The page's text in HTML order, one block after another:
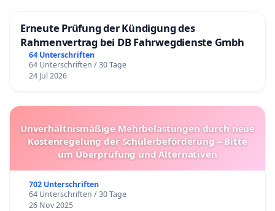
Erneute Prüfung der Kündigung des
Rahmenvertrag bei DB Fahrwegdienste Gmbh
64 Unterschriften
64 Unterschriften / 30 Tage
24 Jul 2026
Unverhältnismäßige Mehrbelastungen durch neue
Kostenregelung der Schülerbeförderung – Bitte
um Überprüfung und Alternativen
702 Unterschriften
64 Unterschriften / 30 Tage
26 Nov 2025